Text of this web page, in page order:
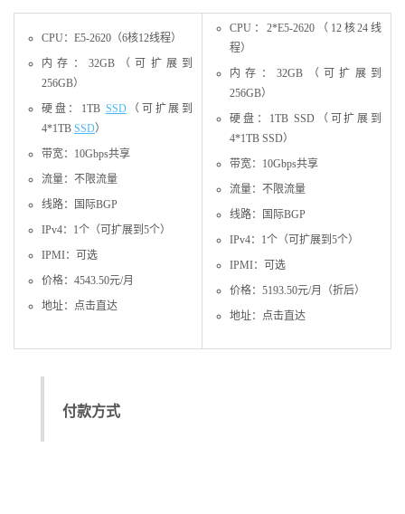
CPU：E5-2620（6核12线程）
内存：32GB（可扩展到
256GB）
硬盘：1TB SSD（可扩展到
4*1TB SSD）
带宽：10Gbps共享
流量：不限流量
线路：国际BGP
IPv4：1个（可扩展到5个）
IPMI：可选
价格：4543.50元/月
地址：点击直达
CPU：2*E5-2620（12核24线
程）
内存：32GB（可扩展到
256GB）
硬盘：1TB SSD（可扩展到
4*1TB SSD）
带宽：10Gbps共享
流量：不限流量
线路：国际BGP
IPv4：1个（可扩展到5个）
IPMI：可选
价格：5193.50元/月（折后）
地址：点击直达
付款方式